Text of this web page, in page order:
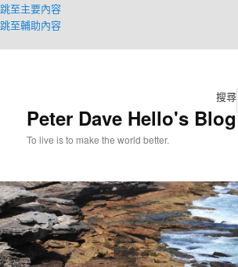
跳至主要內容
跳至輔助內容
Peter Dave Hello's Blog
To live is to make the world better.
搜尋